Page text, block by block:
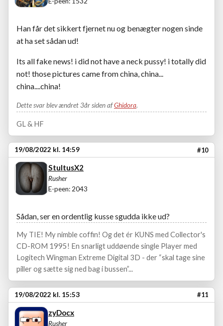
Han får det sikkert fjernet nu og benægter nogen sinde
at ha set sådan ud!
Its all fake news! i did not have a neck pussy! i totally did
not! those pictures came from china, china...
china....china!
Dette svar blev ændret 3år siden afGhidora.
GL & HF
19/08/2022 kl. 14:59 #10
StultusX2
Rusher
E-peen: 2043
Sådan, ser en ordentlig kusse sgudda ikke ud?
My TIE! My nimble coffin! Og det ér KUNS med Collector's
CD-ROM 1995! En snarligt uddøende single Player med
Logitech Wingman Extreme Digital 3D - der “skal tage sine
piller og sætte sig ned bag i bussen”...
19/08/2022 kl. 15:53 #11
zyDocx
Rusher